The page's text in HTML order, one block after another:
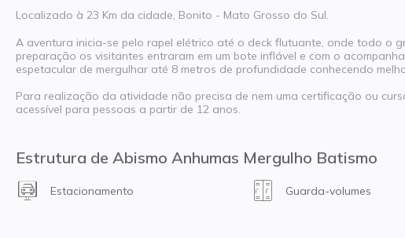
Localizado à 23 Km da cidade, Bonito - Mato Grosso do Sul.
A aventura inicia-se pelo rapel elétrico até o deck flutuante, onde todo o
preparação os visitantes entraram em um bote inflável e com o
espetacular de mergulhar até 8 metros de profundidade conhecendo
Para realização da atividade não precisa de nem uma certificação ou
acessível para pessoas a partir de 12 anos.
Estrutura de Abismo Anhumas Mergulho Batismo
Estacionamento Guarda-volumes